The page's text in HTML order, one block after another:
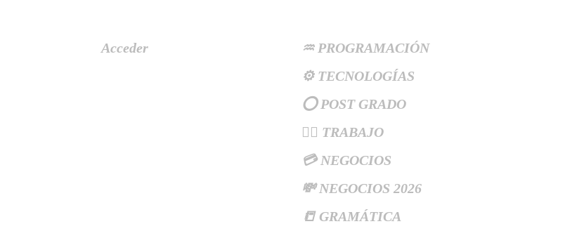
Acceder
♒ PROGRAMACIÓN
⚙️ TECNOLOGÍAS
⭕ POST GRADO
👷‍♂️ TRABAJO
💳 NEGOCIOS
💸 NEGOCIOS 2026
📒 GRAMÁTICA